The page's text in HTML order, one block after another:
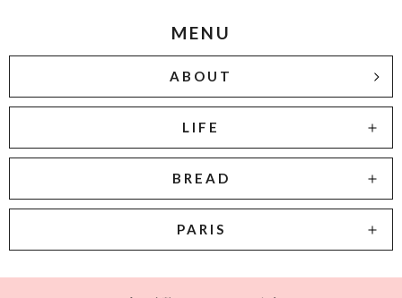
MENU
ABOUT
LIFE
BREAD
PARIS